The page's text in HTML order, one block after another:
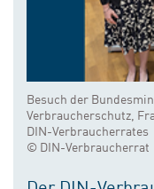
Besuch der
Verbraucherschutz,
DIN-Verbraucherrates
© DIN-Verbraucherrat